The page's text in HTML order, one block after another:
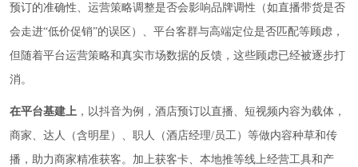
预订的准确性、运营策略调整是否会影响品牌调性（如直播带货是否
会走进“低价促销”的误区）、平台客群与高端定位是否匹配等顾虑，
但随着平台运营策略和真实市场数据的反馈，这些顾虑已经被逐步打
消。
在平台基建上 ，以抖音为例，酒店预订以直播、短视频内容为载体，
商家、达人（含明星）、职人（酒店经理/员工）等做内容种草和传
播，助力商家精准获客。加上获客卡、本地推等线上经营工具和产